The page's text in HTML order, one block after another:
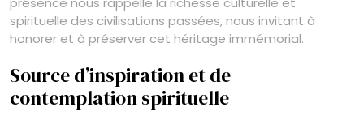
spirituelle des civilisations passées, nous invitant à
honorer et à préserver cet héritage immémorial.
Source d’inspiration et de
contemplation spirituelle